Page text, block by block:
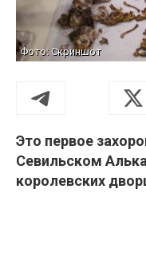
Фото: Скриншот
Это первое
Севильском
королевских